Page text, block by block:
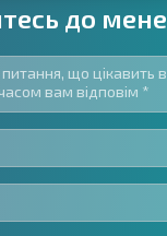
до мене